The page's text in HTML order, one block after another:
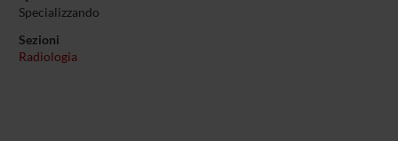
Specializzando
Sezioni
Radiologia